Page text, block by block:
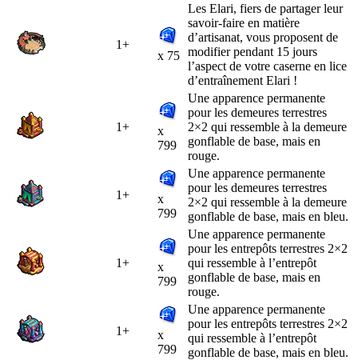
1+
x 75
Les Elari, fiers de partager leur
savoir-faire en matière
d’artisanat, vous proposent de
modifier pendant 15 jours
l’aspect de votre caserne en lice
d’entraînement Elari !
1+
x
799
Une apparence permanente
pour les demeures terrestres
2×2 qui ressemble à la demeure
gonflable de base, mais en
rouge.
1+
x
799
Une apparence permanente
pour les demeures terrestres
2×2 qui ressemble à la demeure
gonflable de base, mais en bleu.
1+
x
799
Une apparence permanente
pour les entrepôts terrestres 2×2
qui ressemble à l’entrepôt
gonflable de base, mais en
rouge.
1+
x
799
Une apparence permanente
pour les entrepôts terrestres 2×2
qui ressemble à l’entrepôt
gonflable de base, mais en bleu.